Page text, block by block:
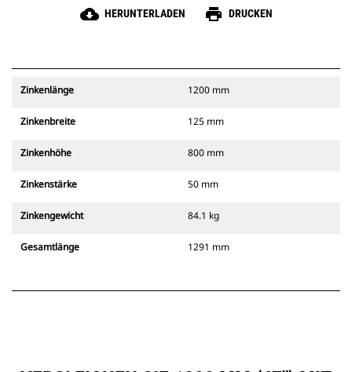
cloud_download HERUNTERLADEN print DRUCKEN
Zinkenlänge 1200 mm
Zinkenbreite 125 mm
Zinkenhöhe 800 mm
Zinkenstärke 50 mm
Zinkengewicht 84.1 kg
Gesamtlänge 1291 mm